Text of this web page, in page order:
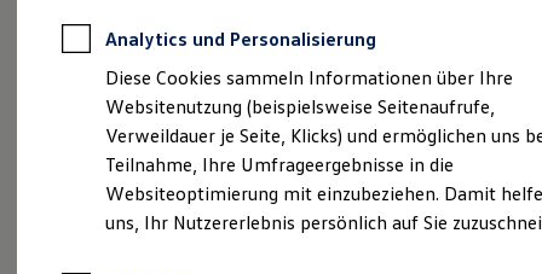
Autokredit mit Schlussrate
Versicherungen und Garantien
Kfz-Versicherung
Restschuldversicherungen
Garantien
Wartungsverträge
Geschäftskunden
Professional Class bei Volkswagen
Großkunden
Behörden Impressum & Rechtliches
Analytics und Personalisierung
Diese Cookies sammeln Informationen über Ihre
Websitenutzung (beispielsweise Seitenaufrufe,
Verweildauer je Seite, Klicks) und ermöglichen uns
Teilnahme, Ihre Umfrageergebnisse in die
Websiteoptimierung mit einzubeziehen. Damit
uns, Ihr Nutzererlebnis persönlich auf Sie